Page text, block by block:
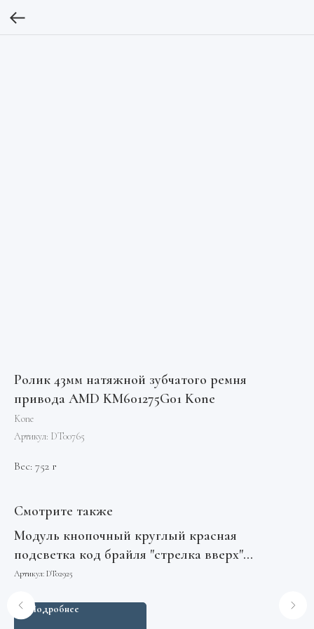
Ролик 43мм натяжной зубчатого ремня
привода AMD KM601275G01 Kone
Kone
Артикул: DT00765
Вес: 752 г
Смотрите также
Модуль кнопочный круглый красная
подсветка код брайля "стрелка вверх"
A4N107639 MA2D04-D-R-UP ЩЛЗ
Артикул: DT02925
Подробнее